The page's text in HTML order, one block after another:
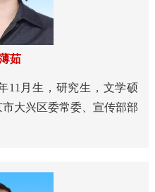
茹
月生，研究生，文学硕
大兴区委常委、宣传部部